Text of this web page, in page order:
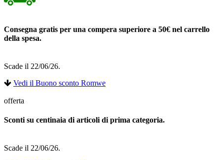
Consegna gratis per una compera superiore a 50€ nel carrello
della spesa.
Scade il 22/06/26.
Vedi il Buono sconto Romwe
offerta
Sconti su centinaia di articoli di prima categoria.
Scade il 22/06/26.